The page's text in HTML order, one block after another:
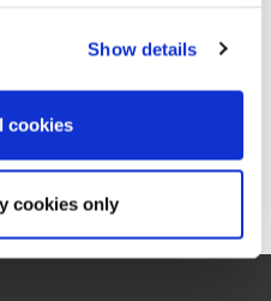
Show details
cookies
cookies only
China
Allemagne